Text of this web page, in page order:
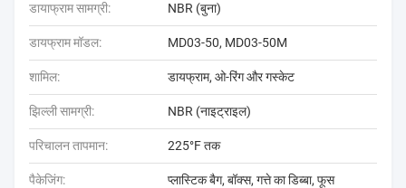
डायाफ्राम सामग्री: NBR (बुना)
डायफ्राम मॉडल: MD03-50, MD03-50M
शामिल: डायफ्राम, ओ-रिंग और गस्केट
झिल्ली सामग्री: NBR (नाइट्राइल)
परिचालन तापमान: 225°F तक
पैकेजिंग: प्लास्टिक बैग, बॉक्स, गत्ते का डिब्बा, फूस